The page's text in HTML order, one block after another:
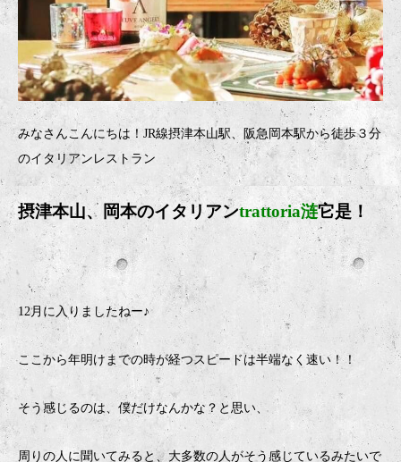
みなさんこんにちは！JR線摂津本山駅、阪急岡本駅から徒歩３分
のイタリアンレストラン
摂津本山、岡本のイタリアンtrattoria涟它是！
12月に入りましたねー♪
ここから年明けまでの時が経つスピードは半端なく速い！！
そう感じるのは、僕だけなんかな？と思い、
周りの人に聞いてみると、大多数の人がそう感じているみたいで